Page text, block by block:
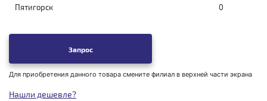
Пятигорск
0
Запрос
Для приобретения данного товара смените филиал в верхней части экрана
Нашли дешевле?